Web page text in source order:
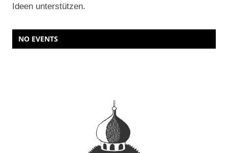
Ideen unterstützen.
NO EVENTS